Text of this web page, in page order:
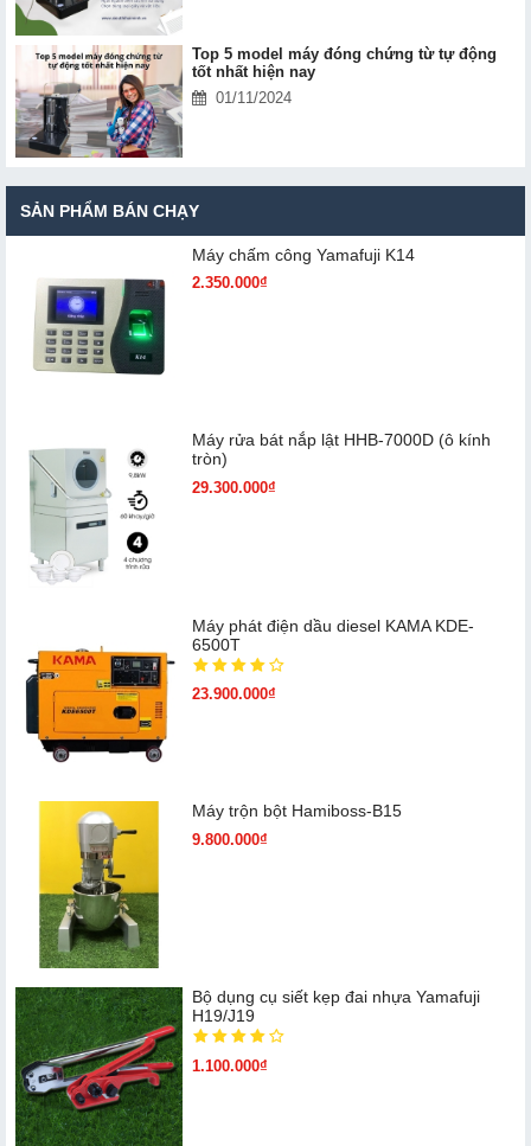
Top 5 model máy đóng chứng từ tự động
tốt nhất hiện nay
01/11/2024
SẢN PHẨM BÁN CHẠY
Máy chấm cô​ng Yamafuji K14
2.350.000₫
Máy rửa bát nắp lật HHB-7000D (ô kính
tròn)
29.300.000₫
Máy phát điện dầu diesel KAMA KDE-
6500T
23.900.000₫
Máy trộn bột Hamiboss-B15
9.800.000₫
Bộ dụng cụ siết kẹp đai nhựa Yamafuji
H19/J19
1.100.000₫